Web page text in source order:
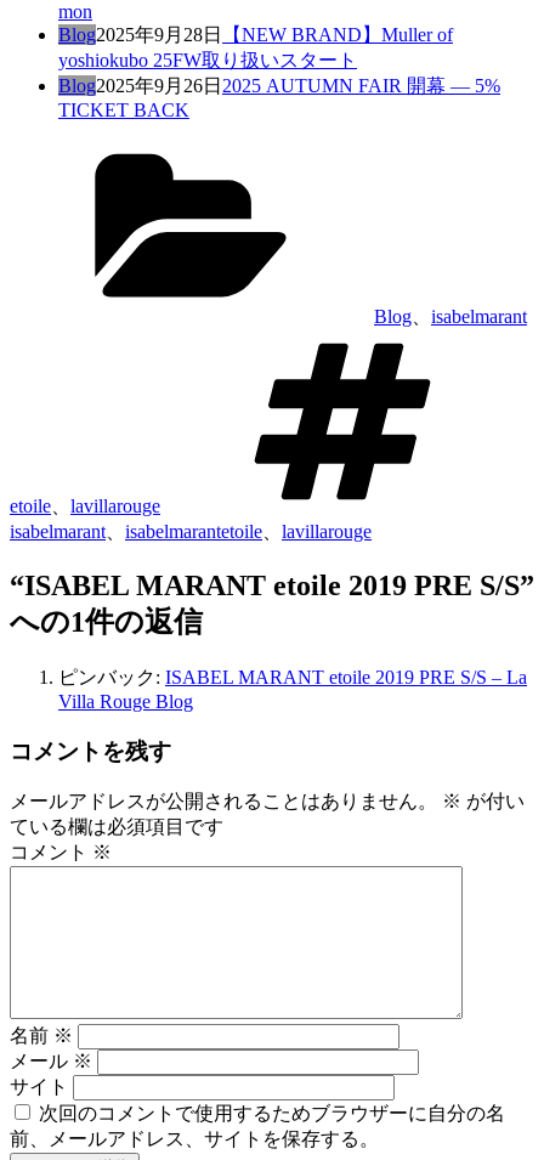
mon
Blog2025年9月28日
【NEW BRAND】Muller of
yoshiokubo 25FW取り扱いスタート
Blog2025年9月26日 2025 AUTUMN FAIR 開幕 — 5%
TICKET BACK
Blog isabelmarant
etoile lavillarouge
isabelmarant isabelmarantetoile lavillarouge
“ISABEL MARANT etoile 2019 PRE S/S”
への1件の返信
ピンバック: ISABEL MARANT etoile 2019 PRE S/S – La
Villa Rouge Blog
コメントを残す
メールアドレスが公開されることはありません。 ※ が付い
ている欄は必須項目です
コメント ※
名前 ※
メール ※
サイト
次回のコメントで使用するためブラウザーに自分の名
前、メールアドレス、サイトを保存する。